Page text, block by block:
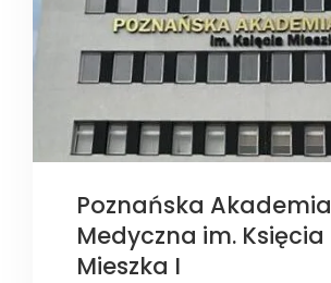
Poznańska Akademia
Medyczna im. Księcia
Mieszka I